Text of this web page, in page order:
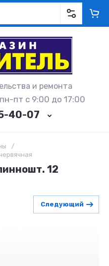
и ремонта
пт с 9:00 до 17:00
40-07
/
12
Следующий